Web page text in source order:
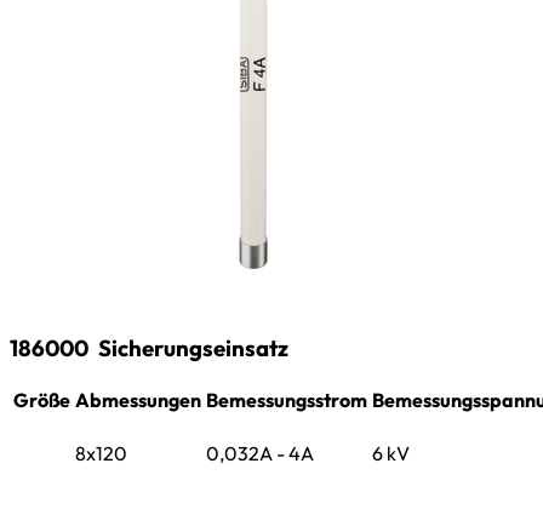
186000 Sicherungseinsatz
Größe Abmessungen Bemessungsstrom
8x120 0,032A - 4A 6 kV